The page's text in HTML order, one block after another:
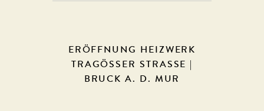
ERÖFFNUNG HEIZWERK
TRAGÖSSER STRASSE | BR
UCK A. D. MUR